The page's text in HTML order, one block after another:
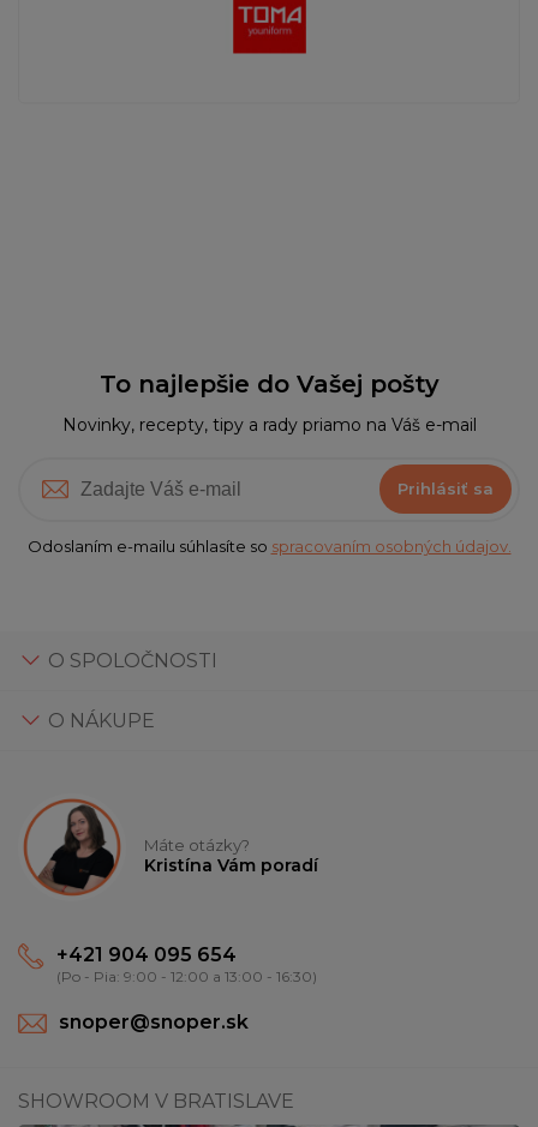
To najlepšie do Vašej pošty
Novinky, recepty, tipy a rady priamo na Váš e-mail
Prihlásiť sa
Odoslaním e-mailu súhlasíte so spracovaním osobných údajov.
O SPOLOČNOSTI
O NÁKUPE
Máte otázky?
Kristína Vám poradí
+421 904 095 654
(Po - Pia: 9:00 - 12:00 a 13:00 - 16:30)
snoper@snoper.sk
SHOWROOM V BRATISLAVE